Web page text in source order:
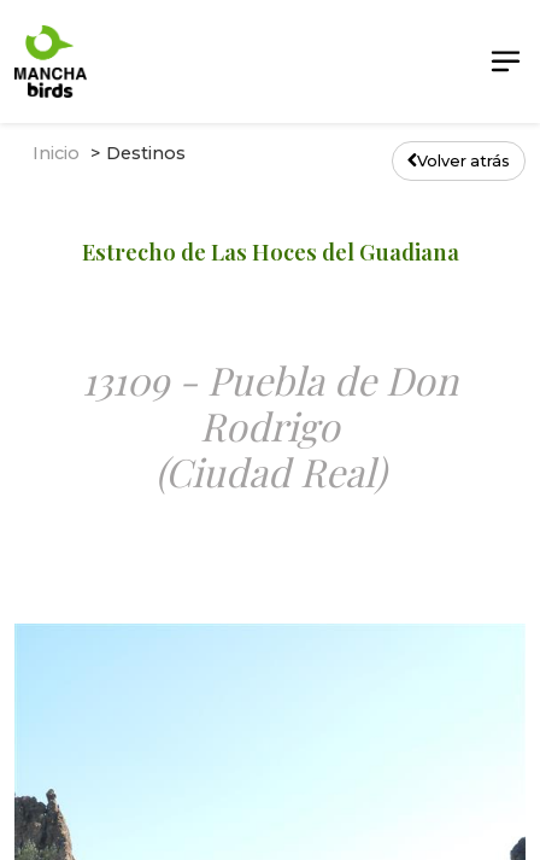
Inicio Destinos Volver atrás
Estrecho de Las Hoces del Guadiana
13109 - Puebla de Don
Rodrigo
(Ciudad Real)